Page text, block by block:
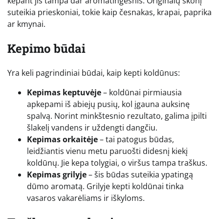
suteikia prieskoniai, tokie kaip česnakas, krapai, paprika
ar kmynai.
Kepimo būdai
Yra keli pagrindiniai būdai, kaip kepti koldūnus:
Kepimas keptuvėje– koldūnai pirmiausia
apkepami iš abiejų pusių, kol įgauna auksinę
spalvą. Norint minkštesnio rezultato, galima įpilti
šlakelį vandens ir uždengti dangčiu.
Kepimas orkaitėje– tai patogus būdas,
leidžiantis vienu metu paruošti didesnį kiekį
koldūnų. Jie kepa tolygiai, o viršus tampa traškus.
Kepimas grilyje– šis būdas suteikia ypatingą
dūmo aromatą. Grilyje kepti koldūnai tinka
vasaros vakarėliams ir iškyloms.